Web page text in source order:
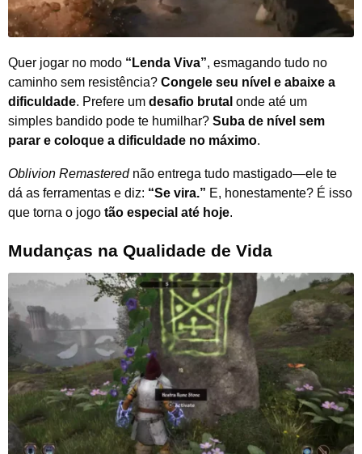
Quer jogar no modo “Lenda Viva”, esmagando tudo no
caminho sem resistência? Congele seu nível e abaixe a
dificuldade. Prefere um desafio brutal onde até um
simples bandido pode te humilhar? Suba de nível sem
parar e coloque a dificuldade no máximo.
Oblivion Remasterednão entrega tudo mastigado—ele te
dá as ferramentas e diz: “Se vira.” E, honestamente? É isso
que torna o jogo tão especial até hoje.
Mudanças na Qualidade de Vida